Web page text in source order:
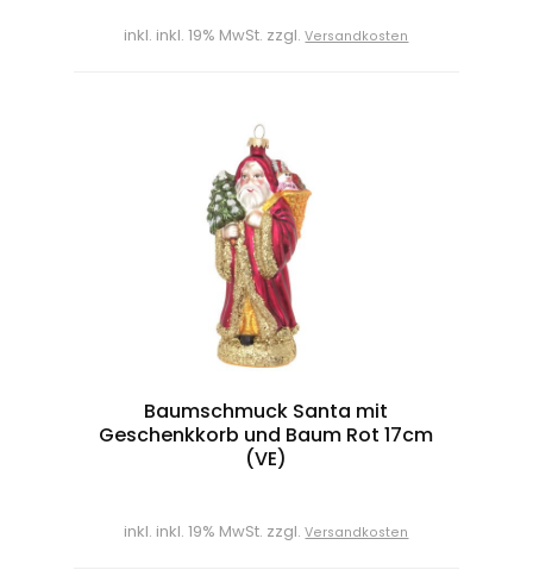
inkl. inkl. 19% MwSt. zzgl.Versandkosten
Baumschmuck Santa mit
Geschenkkorb und Baum Rot 17cm
(VE)
inkl. inkl. 19% MwSt. zzgl.Versandkosten